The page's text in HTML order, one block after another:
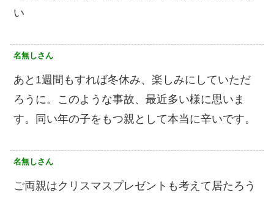
い
名無しさん
あと1週間もすれば冬休み、楽しみにしていただ
ろうに。このような事故、最近多い様に思いま
す。同い年の子をもつ親として本当に辛いです。
名無しさん
ご両親はクリスマスプレゼントも考えて居たろう